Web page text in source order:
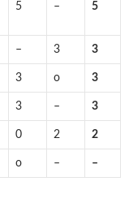
5 – 5
– 3 3
3 o 3
3 – 3
0 2 2
o – –